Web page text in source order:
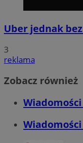
Uber jednak
3
reklama
Zobacz również